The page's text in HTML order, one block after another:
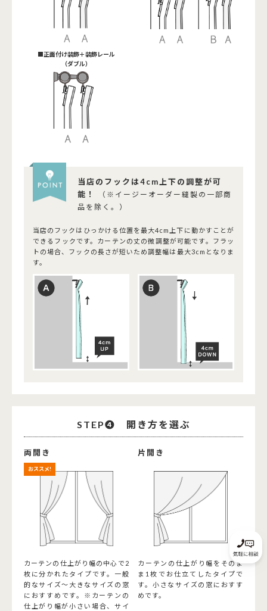
■正面付け装飾＋装飾レール
（ダブル）
当店のフックは4cm上下の調整が可
能！
（※イージーオーダー縫製の一部商
品を除く。）
当店のフックはひっかける位置を最大4cm上下に動かすことが
できるフックです。カーテンの丈の微調整が可能です。フラッ
トの場合、フックの長さが短いため調整幅は最大3cmとなりま
す。
STEP➍ 開き方を選ぶ
おススメ!
両開き
カーテンの仕上がり幅の中心で2
枚に分かれたタイプです。一般
的なサイズ～大きなサイズの窓
におすすめです。※カーテンの
仕上がり幅が小さい場合、サイ
片開き
カーテンの仕上がり幅をそのま
ま1枚でお仕立てしたタイプで
す。小さなサイズの窓におすす
めです。